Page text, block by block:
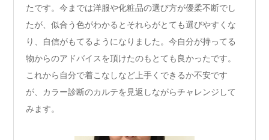
たです。今までは洋服や化粧品の選び方が優柔不断でし
たが、似合う色がわかるとそれらがとても選びやすくな
り、自信がもてるようになりました。今自分が持ってる
物からのアドバイスを頂けたのもとても良かったです。
これから自分で着こなしなど上手くできるか不安です
が、カラー診断のカルテを見返しながらチャレンジして
みます。